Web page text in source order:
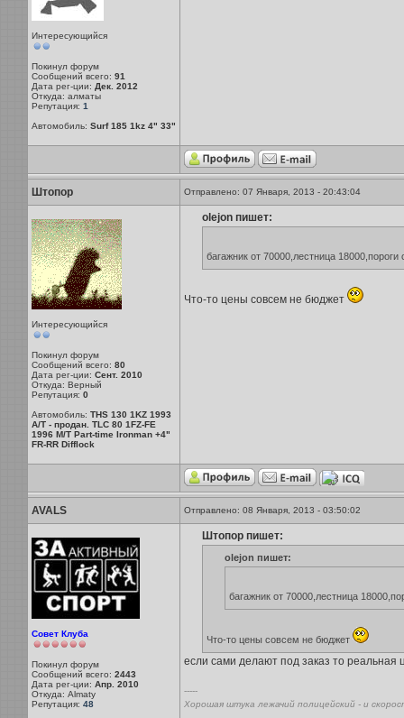
Интересующийся
Покинул форум
Сообщений всего: 91
Дата рег-ции: Дек. 2012
Откуда: алматы
Репутация: 1
Автомобиль: Surf 185 1kz 4" 33"
Штопор Отправлено: 07 Января, 2013 - 20:43:04
Интересующийся
Покинул форум
Сообщений всего: 80
Дата рег-ции: Сент. 2010
Откуда: Верный
Репутация: 0
Автомобиль: THS 130 1KZ 1993
A/T - продан. TLC 80 1FZ-FE
1996 M/T Part-time Ironman +4"
FR-RR Difflock
olejon пишет:
багажник от 70000,лестница
Что-то цены совсем не бюджет
AVALS Отправлено: 08 Января, 2013 - 03:50:02
Совет Клуба
Покинул форум
Сообщений всего: 2443
Дата рег-ции: Апр. 2010
Откуда: Almaty
Репутация: 48
Штопор пишет:
olejon пишет:
багажник от 70000,лестница
Что-то цены совсем не бюджет
если сами делают под заказ то реальная
-----
Хорошая штука лежачий полицейский - и